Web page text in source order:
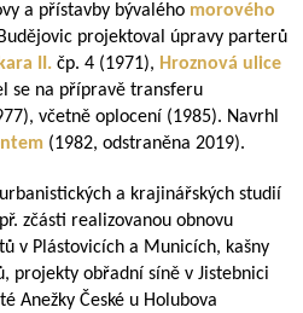
a přístavby bývalého morového
projektoval úpravy parterů
II. čp. 4 (1971), Hroznová ulice
se na přípravě transferu
včetně oplocení (1985). Navrhl
(1982, odstraněna 2019).
a krajinářských studií
zčásti realizovanou obnovu
v Plástovicích a Municích, kašny
projekty obřadní síně v Jistebnici
Anežky České u Holubova